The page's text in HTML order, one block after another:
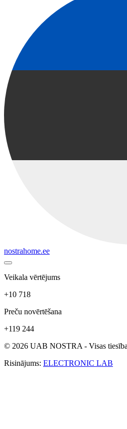
nostrahome.ee
Veikala vērtējums
+10 718
Preču novērtēšana
+119 244
© 2026 UAB NOSTRA - Visas
Risinājums: ELECTRONIC LAB